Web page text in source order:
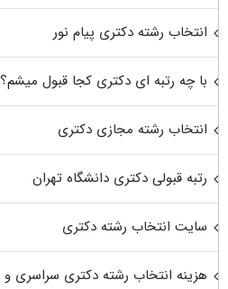
انتخاب رشته دکتری پیام نور
با چه رتبه ای دکتری کجا قبول میشم؟
انتخاب رشته مجازی دکتری
رتبه قبولی دکتری دانشگاه تهران
سایت انتخاب رشته دکتری
هزینه انتخاب رشته دکتری سراسری و